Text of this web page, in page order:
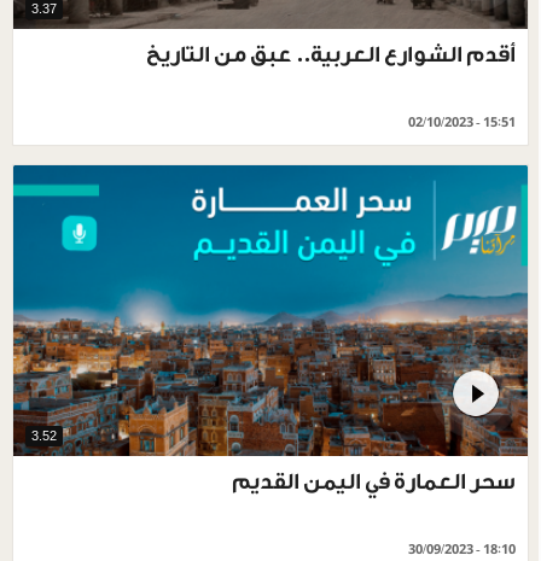
3.37
أقدم الشوارع العربية.. عبق من التاريخ
02/10/2023 - 15:51
3.52
سحر العمارة في اليمن القديم
30/09/2023 - 18:10